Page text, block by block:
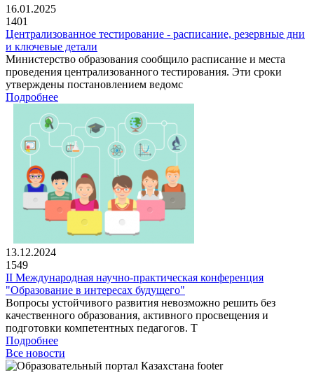
16.01.2025
1401
Централизованное тестирование - расписание, резервные дни
и ключевые детали
Министерство образования сообщило расписание и места
проведения централизованного тестирования. Эти сроки
утверждены постановлением ведомс
Подробнее
13.12.2024
1549
II Международная научно-практическая конференция
"Образование в интересах будущего"
Вопросы устойчивого развития невозможно решить без
качественного образования, активного просвещения и
подготовки компетентных педагогов. Т
Подробнее
Все новости